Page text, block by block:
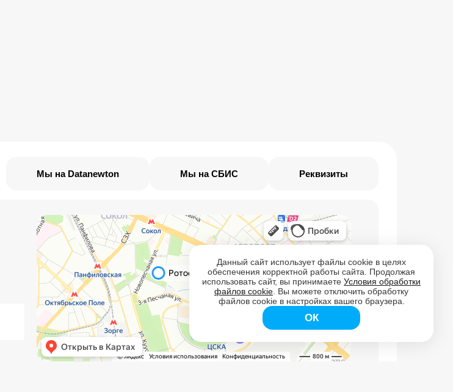
Мы на Datanewton Мы на СБИС Реквизиты
Данный сайт использует файлы cookie в целях
обеспечения корректной работы сайта. Продолжая
использовать сайт, вы принимаете Условия обработки
файлов cookie . Вы можете отключить обработку
файлов cookie в настройках вашего браузера.
ОК